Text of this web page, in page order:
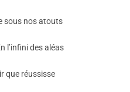
sous nos atouts
l’infini des aléas
que réussisse